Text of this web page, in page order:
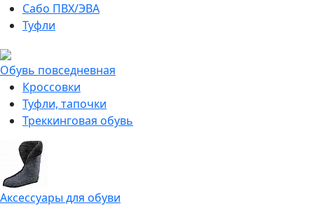
Сабо ПВХ/ЭВА
Туфли
Обувь повседневная
Кроссовки
Туфли, тапочки
Треккинговая обувь
Аксессуары для обуви